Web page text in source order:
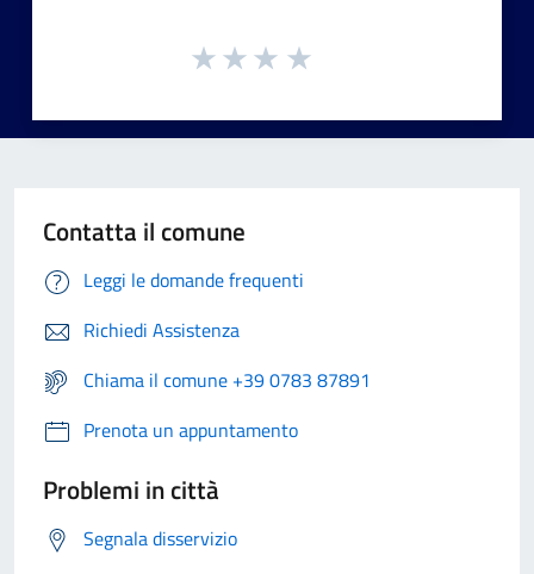
Contatta il comune
Leggi le domande frequenti
Richiedi Assistenza
Chiama il comune +39 0783 87891
Prenota un appuntamento
Problemi in città
Segnala disservizio